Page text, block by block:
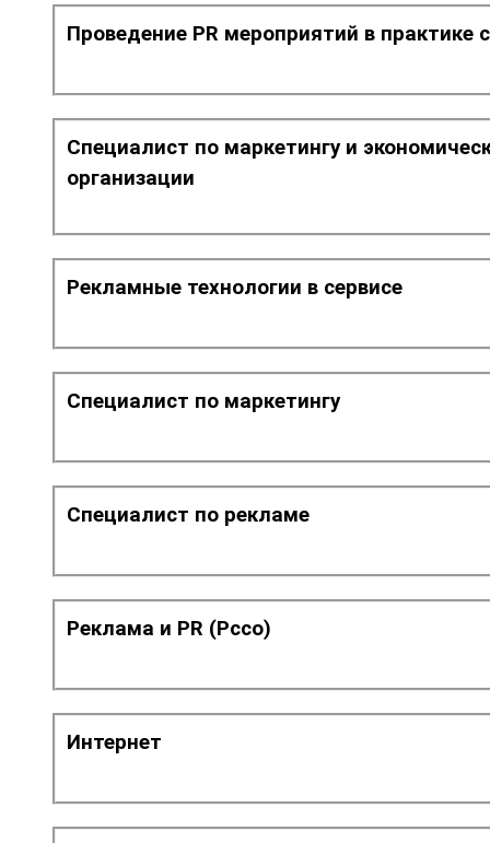
Проведение PR мероприятий в практике
Специалист по маркетингу и
организации
Рекламные технологии в сервисе
Специалист по маркетингу
Специалист по рекламе
Реклама и PR (Рссо)
Интернет